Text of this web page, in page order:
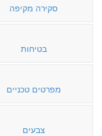
סקירה מקיפה
בטיחות
מפרטים טכניים
צבעים